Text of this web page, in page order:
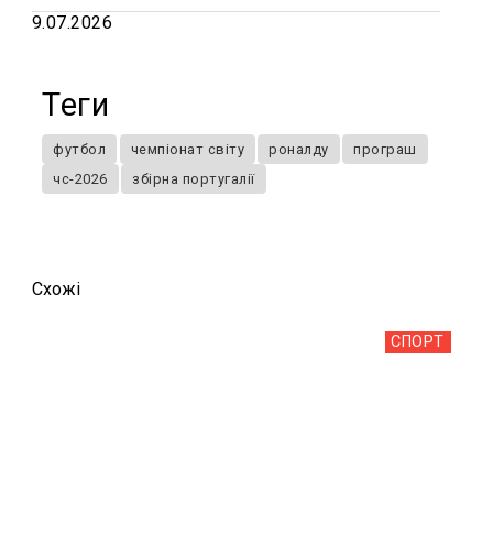
9.07.2026
Теги
футбол чемпіонат світу роналду
програш
чс-2026
збірна португалії
Схожi
СПОРТ